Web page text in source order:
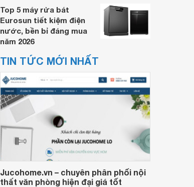
Đèn thả DY4015
Giá từ 852.500 đ
nơi bán
Top 5 máy rửa bát
Eurosun tiết kiệm điện
nước, bền bỉ đáng mua
năm 2026
TIN TỨC MỚI NHẤT
Jucohome.vn – chuyên phân phối nội
thất văn phòng hiện đại giá tốt